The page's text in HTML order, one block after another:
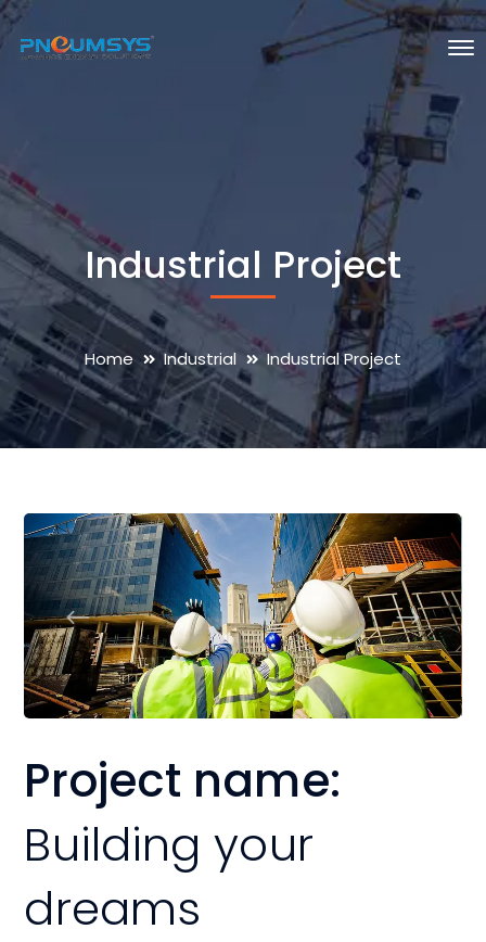
Industrial Project
Home Industrial Industrial Project
Project name:
Building your
dreams